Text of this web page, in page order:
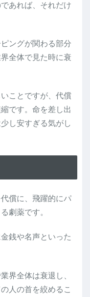
あれば、それだけ
ングが関わる部分
全体で見た時に衰
ことですが、代償
です。命を差し出
し安すぎる気がし
償に、飛躍的にパ
劇薬です。
銭や名声といった
界全体は衰退し、
人の首を絞めるこ